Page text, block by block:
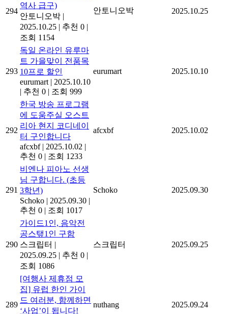
294
역사 급구)
안토니오박 |
2025.10.25 | 추천 0 |
조회 1154
안토니오박 2025.10.25
293
독일 온라인 유루마
트 가을맞이 전품목
10프로 할인
eurumart | 2025.10.10
| 추천 0 | 조회 999
eurumart 2025.10.10
292
한국 방송 프로그램
에 도움주실 오스트
리아 현지 코디네이
터 구인합니다
afcxbf | 2025.10.02 |
추천 0 | 조회 1233
afcxbf 2025.10.02
291
비엔나 피아노 선생
님 구합니다. (초등
3학년)
Schoko | 2025.09.30 |
추천 0 | 조회 1017
Schoko 2025.09.30
290
가이드1인, 음악전
공스탶1인 구함
스크립터 |
2025.09.25 | 추천 0 |
조회 1086
스크립터 2025.09.25
289
[여행사 제휴점 모
집] 유럽 한인 가이
드 여러분, 함께하면
‘사업’이 됩니다!
nuthang 2025.09.24